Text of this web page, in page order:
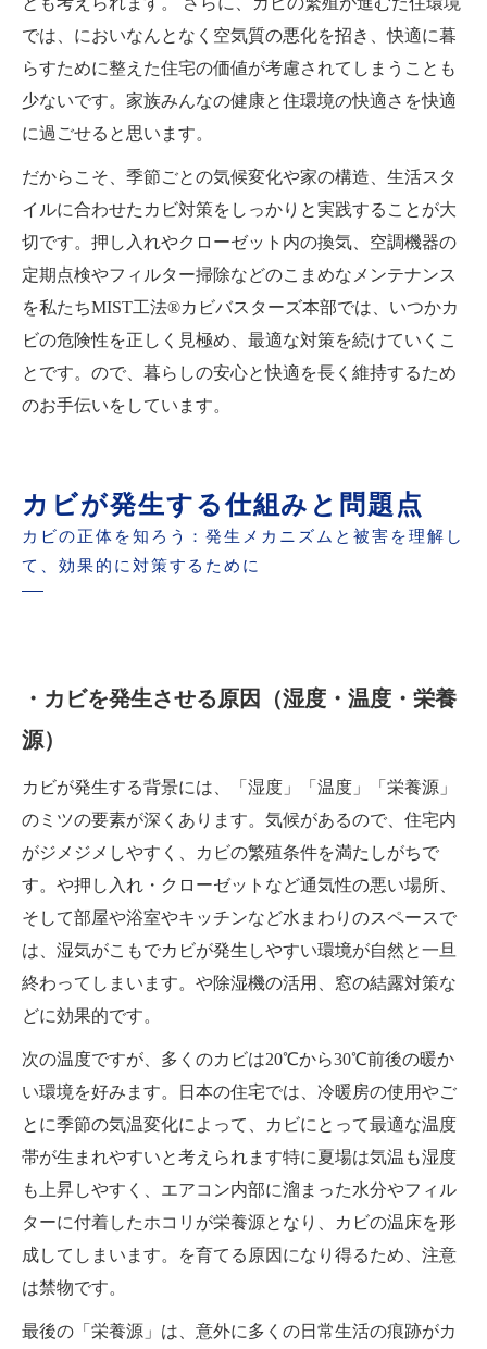
では、においなんとなく空気質の悪化を招き、快適に暮
らすために整えた住宅の価値が考慮されてしまうことも
少ないです。家族みんなの健康と住環境の快適さを快適
に過ごせると思います。
だからこそ、季節ごとの気候変化や家の構造、生活スタ
イルに合わせたカビ対策をしっかりと実践することが大
切です。押し入れやクローゼット内の換気、空調機器の
定期点検やフィルター掃除などのこまめなメンテナンス
を私たちMIST工法®カビバスターズ本部では、いつかカ
ビの危険性を正しく見極め、最適な対策を続けていくこ
とです。ので、暮らしの安心と快適を長く維持するため
のお手伝いをしています。
カビが発生する仕組みと問題点
カビの正体を知ろう：発生メカニズムと被害を理解し
て、効果的に対策するために
・カビを発生させる原因（湿度・温度・栄養
源）
カビが発生する背景には、「湿度」「温度」「栄養源」
のミツの要素が深くあります。気候があるので、住宅内
がジメジメしやすく、カビの繁殖条件を満たしがちで
す。や押し入れ・クローゼットなど通気性の悪い場所、
そして部屋や浴室やキッチンなど水まわりのスペースで
は、湿気がこもでカビが発生しやすい環境が自然と一旦
終わってしまいます。や除湿機の活用、窓の結露対策な
どに効果的です。
次の温度ですが、多くのカビは20℃から30℃前後の暖か
い環境を好みます。日本の住宅では、冷暖房の使用やご
とに季節の気温変化によって、カビにとって最適な温度
帯が生まれやすいと考えられます特に夏場は気温も湿度
も上昇しやすく、エアコン内部に溜まった水分やフィル
ターに付着したホコリが栄養源となり、カビの温床を形
成してしまいます。を育てる原因になり得るため、注意
は禁物です。
最後の「栄養源」は、意外に多くの日常生活の痕跡がカ